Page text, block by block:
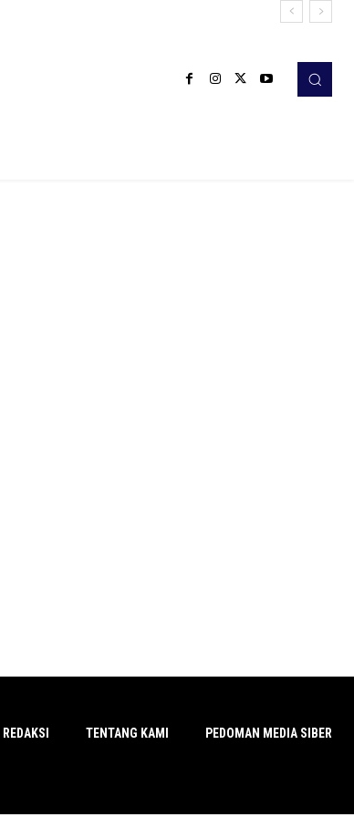
REDAKSI TENTANG KAMI PEDOMAN MEDIA SIBER